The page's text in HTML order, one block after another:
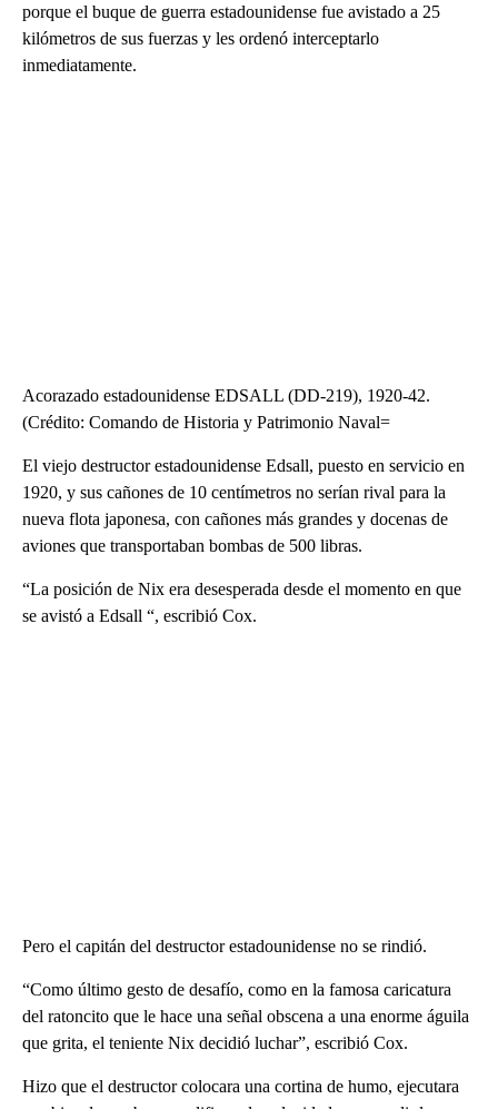
porque el buque de guerra estadounidense fue avistado a 25
kilómetros de sus fuerzas y les ordenó interceptarlo
inmediatamente.
Acorazado estadounidense EDSALL (DD-219), 1920-42.
(Crédito: Comando de Historia y Patrimonio Naval=
El viejo destructor estadounidense Edsall, puesto en servicio en
1920, y sus cañones de 10 centímetros no serían rival para la
nueva flota japonesa, con cañones más grandes y docenas de
aviones que transportaban bombas de 500 libras.
“La posición de Nix era desesperada desde el momento en que
se avistó a Edsall “, escribió Cox.
Pero el capitán del destructor estadounidense no se rindió.
“Como último gesto de desafío, como en la famosa caricatura
del ratoncito que le hace una señal obscena a una enorme águila
que grita, el teniente Nix decidió luchar”, escribió Cox.
Hizo que el destructor colocara una cortina de humo, ejecutara